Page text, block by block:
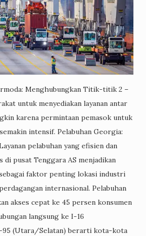
Menghubungkan Titik-titik 2 –
untuk menyediakan layanan antar
karena permintaan pemasok untuk
intensif. Pelabuhan Georgia:
pelabuhan yang efisien dan
pusat Tenggara AS menjadikan
faktor penting lokasi industri
internasional. Pelabuhan
akses cepat ke 45 persen konsumen
langsung ke I-16
(Utara/Selatan) berarti kota-kota